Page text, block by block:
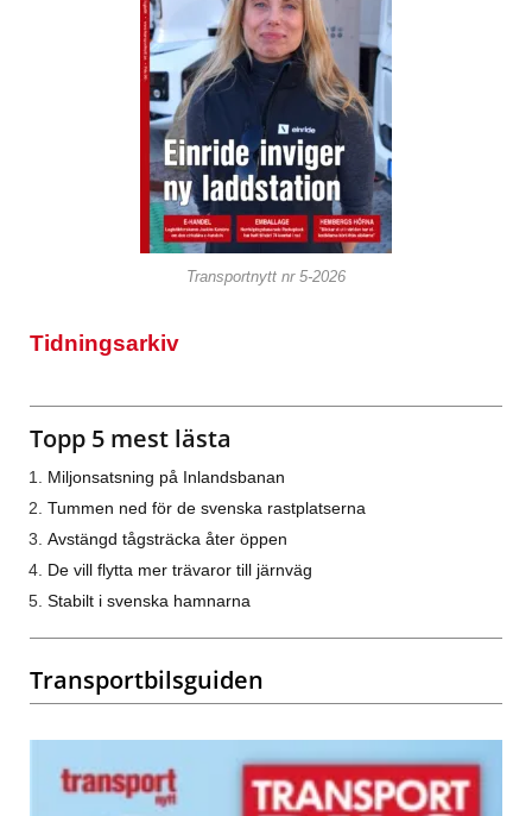
Transportnytt nr 5-2026
Tidningsarkiv
Topp 5 mest lästa
Miljonsatsning på Inlandsbanan
Tummen ned för de svenska rastplatserna
Avstängd tågsträcka åter öppen
De vill flytta mer trävaror till järnväg
Stabilt i svenska hamnarna
Transportbilsguiden